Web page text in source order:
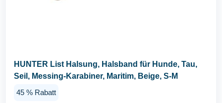
HUNTER List Halsung, Halsband für Hunde, Tau,
Seil, Messing-Karabiner, Maritim, Beige, S-M
45 % Rabatt